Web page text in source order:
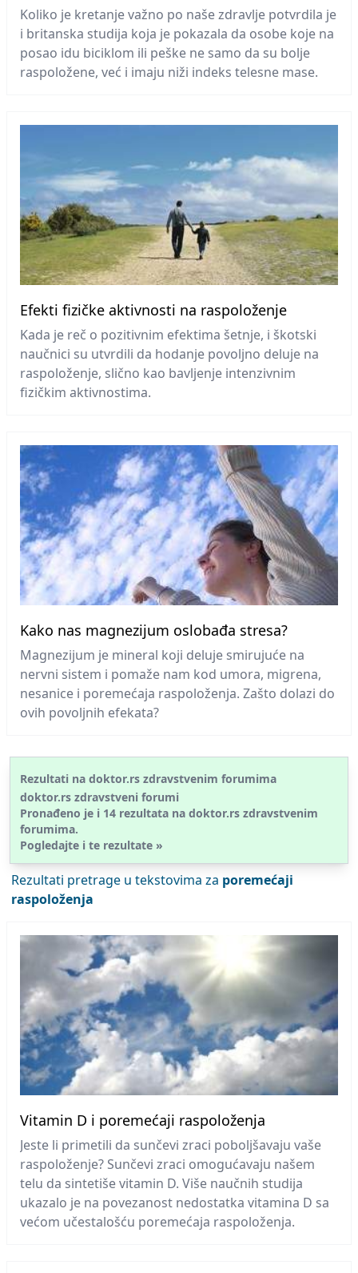
Koliko je kretanje važno po naše zdravlje potvrdila je
i britanska studija koja je pokazala da osobe koje na
posao idu biciklom ili peške ne samo da su bolje
raspoložene, već i imaju niži indeks telesne mase.
Efekti fizičke aktivnosti na raspoloženje
Kada je reč o pozitivnim efektima šetnje, i škotski
naučnici su utvrdili da hodanje povoljno deluje na
raspoloženje, slično kao bavljenje intenzivnim
fizičkim aktivnostima.
Kako nas magnezijum oslobađa stresa?
Magnezijum je mineral koji deluje smirujuće na
nervni sistem i pomaže nam kod umora, migrena,
nesanice i poremećaja raspoloženja. Zašto dolazi do
ovih povoljnih efekata?
Rezultati na doktor.rs zdravstvenim forumima
doktor.rs zdravstveni forumi
Pronađeno je i 14 rezultata na doktor.rs zdravstvenim
forumima.
Pogledajte i te rezultate »
Rezultati pretrage u tekstovima za poremećaji
raspoloženja
Vitamin D i poremećaji raspoloženja
Jeste li primetili da sunčevi zraci poboljšavaju vaše
raspoloženje? Sunčevi zraci omogućavaju našem
telu da sintetiše vitamin D. Više naučnih studija
ukazalo je na povezanost nedostatka vitamina D sa
većom učestalošću poremećaja raspoloženja.